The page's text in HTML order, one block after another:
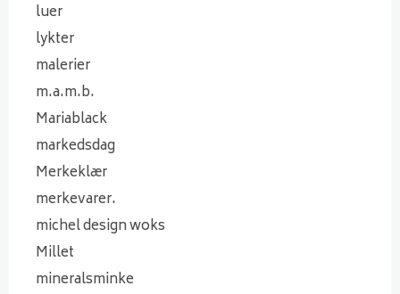
luer
lykter
malerier
m.a.m.b.
Mariablack
markedsdag
Merkeklær
merkevarer.
michel design woks
Millet
mineralsminke